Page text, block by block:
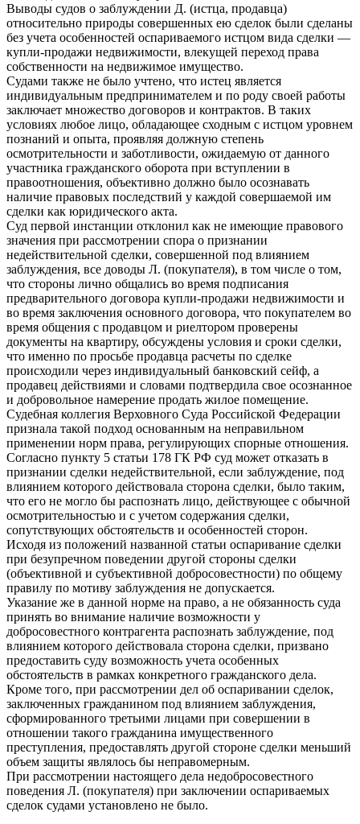
Выводы судов о заблуждении Д. (истца, продавца)
относительно природы совершенных ею сделок были сделаны
без учета особенностей оспариваемого истцом вида сделки —
купли-продажи недвижимости, влекущей переход права
собственности на недвижимое имущество.
Судами также не было учтено, что истец является
индивидуальным предпринимателем и по роду своей работы
заключает множество договоров и контрактов. В таких
условиях любое лицо, обладающее сходным с истцом уровнем
познаний и опыта, проявляя должную степень
осмотрительности и заботливости, ожидаемую от данного
участника гражданского оборота при вступлении в
правоотношения, объективно должно было осознавать
наличие правовых последствий у каждой совершаемой им
сделки как юридического акта.
Суд первой инстанции отклонил как не имеющие правового
значения при рассмотрении спора о признании
недействительной сделки, совершенной под влиянием
заблуждения, все доводы Л. (покупателя), в том числе о том,
что стороны лично общались во время подписания
предварительного договора купли-продажи недвижимости и
во время заключения основного договора, что покупателем во
время общения с продавцом и риелтором проверены
документы на квартиру, обсуждены условия и сроки сделки,
что именно по просьбе продавца расчеты по сделке
происходили через индивидуальный банковский сейф, а
продавец действиями и словами подтвердила свое осознанное
и добровольное намерение продать жилое помещение.
Судебная коллегия Верховного Суда Российской Федерации
признала такой подход основанным на неправильном
применении норм права, регулирующих спорные отношения.
Согласно пункту 5 статьи 178 ГК РФ суд может отказать в
признании сделки недействительной, если заблуждение, под
влиянием которого действовала сторона сделки, было таким,
что его не могло бы распознать лицо, действующее с обычной
осмотрительностью и с учетом содержания сделки,
сопутствующих обстоятельств и особенностей сторон.
Исходя из положений названной статьи оспаривание сделки
при безупречном поведении другой стороны сделки
(объективной и субъективной добросовестности) по общему
правилу по мотиву заблуждения не допускается.
Указание же в данной норме на право, а не обязанность суда
принять во внимание наличие возможности у
добросовестного контрагента распознать заблуждение, под
влиянием которого действовала сторона сделки, призвано
предоставить суду возможность учета особенных
обстоятельств в рамках конкретного гражданского дела.
Кроме того, при рассмотрении дел об оспаривании сделок,
заключенных гражданином под влиянием заблуждения,
сформированного третьими лицами при совершении в
отношении такого гражданина имущественного
преступления, предоставлять другой стороне сделки меньший
объем защиты являлось бы неправомерным.
При рассмотрении настоящего дела недобросовестного
поведения Л. (покупателя) при заключении оспариваемых
сделок судами установлено не было.